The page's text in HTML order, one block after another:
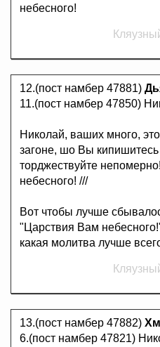
небесного!
12.(пост намбер 47881)
11.(пост намбер 47850)
Николай, ваших много,
загоне, шо Вы кипишитесь
торджествуйте
небесного! ///
Вот чтобы лучше
"Царствия Вам
какая молитва лучше
13.(пост намбер 47882)
6.(пост намбер 47821)